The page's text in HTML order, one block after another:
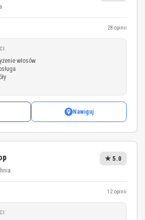
28 opinii
włosów
Nawiguj
★ 5.0
12 opinii